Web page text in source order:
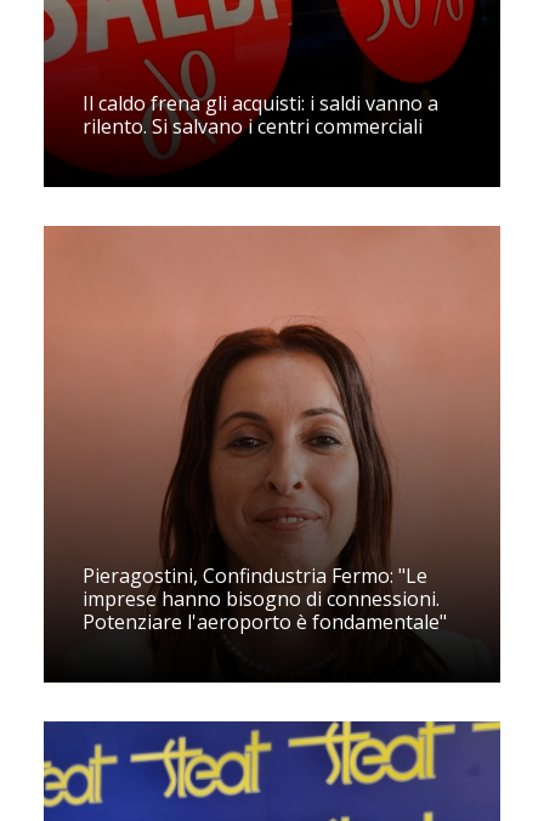
Il caldo frena gli acquisti: i saldi vanno a
rilento. Si salvano i centri commerciali
Pieragostini, Confindustria Fermo: "Le
imprese hanno bisogno di connessioni.
Potenziare l'aeroporto è fondamentale"